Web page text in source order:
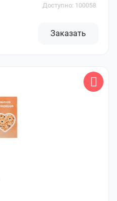
Доступно: 100058
Заказать